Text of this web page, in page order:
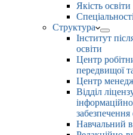
Якість освіти
Структура
Інститут
освіти
Центр
передвищої
Центр
Відділ
забезпечення
Навчальний